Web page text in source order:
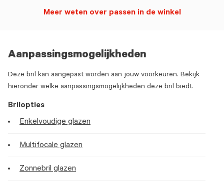
Aanpassingsmogelijkheden
Deze bril kan aangepast worden aan jouw voorkeuren. Bekijk
hieronder welke aanpassingsmogelijkheden deze bril biedt.
Brilopties
Enkelvoudige glazen
Multifocale glazen
Zonnebril glazen
Meer weten over passen in de winkel